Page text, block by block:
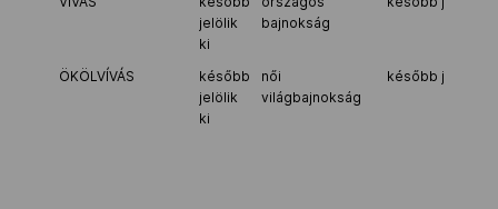
jelölik
ki
bajnokság
ÖKÖLVÍVÁS
később
jelölik
ki
női
világbajnokság
később jelölik ki